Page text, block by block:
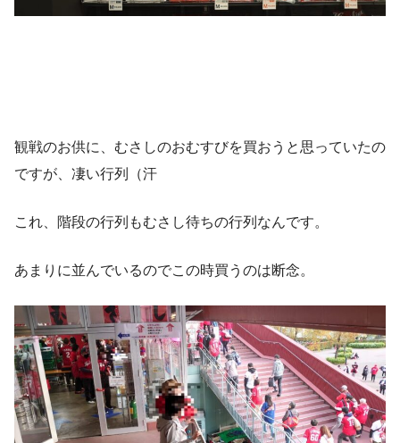
観戦のお供に、むさしのおむすびを買おうと思っていたの
ですが、凄い行列（汗
これ、階段の行列もむさし待ちの行列なんです。
あまりに並んでいるのでこの時買うのは断念。